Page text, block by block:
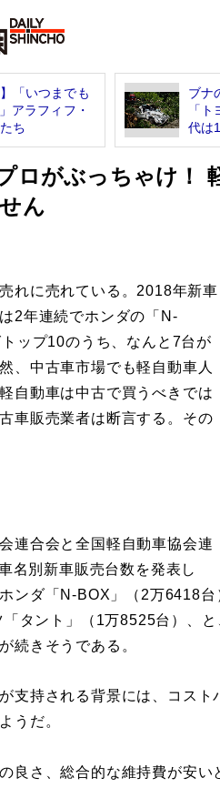
「いつまでも
アラフィフ・
ち
ブナ
「
代は
ロがぶっちゃけ！
ん
れに売れている。2018年新車
2年連続でホンダの「N-
ップ10のうち、なんと7台が
、中古車市場でも軽自動車人
自動車は中古で買うべきでは
車販売業者は断言する。その
連合会と全国軽自動車協会連
名別新車販売台数を発表し
ンダ「N-BOX」（2万6418
タント」（1万8525台）、
続きそうである。
支持される背景には、コスト
うだ。
良さ、総合的な維持費が安